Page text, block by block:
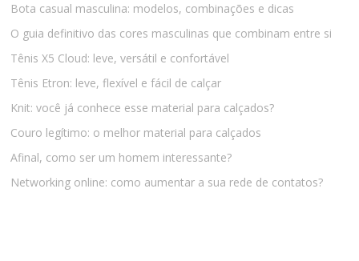
Bota casual masculina: modelos, combinações e dicas
O guia definitivo das cores masculinas que combinam entre si
Tênis X5 Cloud: leve, versátil e confortável
Tênis Etron: leve, flexível e fácil de calçar
Knit: você já conhece esse material para calçados?
Couro legítimo: o melhor material para calçados
Afinal, como ser um homem interessante?
Networking online: como aumentar a sua rede de contatos?